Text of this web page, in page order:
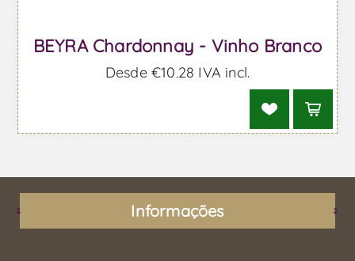
BEYRA Chardonnay - Vinho Branco
Desde €10,28 IVA incl.
Informações